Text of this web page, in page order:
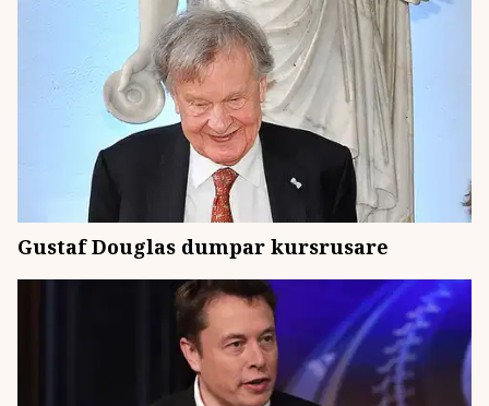
Gustaf Douglas dumpar kursrusare